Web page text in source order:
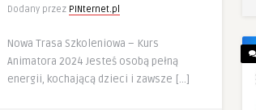
Dodany przez PINternet.pl
Nowa Trasa Szkoleniowa – Kurs
Animatora 2024 Jesteś osobą pełną
energii, kochającą dzieci i zawsze […]